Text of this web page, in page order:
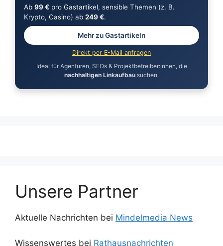
Ab 99 €pro Gastartikel, sensible Themen (z. B.
Krypto, Casino) ab 249 €.
Mehr zu Gastartikeln
Direkt per E-Mail anfragen
Ideal für Agenturen, SEOs & Projektbetreiber:innen, die
nachhaltigen Linkaufbau suchen.
Unsere Partner
Aktuelle Nachrichten bei Mindelmedia News
Wissenswertes bei Rathausnachrichten